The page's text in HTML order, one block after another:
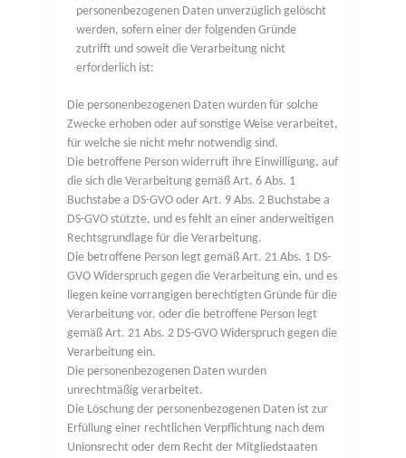
personenbezogenen Daten unverzüglich gelöscht
werden, sofern einer der folgenden Gründe
zutrifft und soweit die Verarbeitung nicht
erforderlich ist:
Die personenbezogenen Daten wurden für solche
Zwecke erhoben oder auf sonstige Weise verarbeitet,
für welche sie nicht mehr notwendig sind.
Die betroffene Person widerruft ihre Einwilligung, auf
die sich die Verarbeitung gemäß Art. 6 Abs. 1
Buchstabe a DS-GVO oder Art. 9 Abs. 2 Buchstabe a
DS-GVO stützte, und es fehlt an einer anderweitigen
Rechtsgrundlage für die Verarbeitung.
Die betroffene Person legt gemäß Art. 21 Abs. 1 DS-
GVO Widerspruch gegen die Verarbeitung ein, und es
liegen keine vorrangigen berechtigten Gründe für die
Verarbeitung vor, oder die betroffene Person legt
gemäß Art. 21 Abs. 2 DS-GVO Widerspruch gegen die
Verarbeitung ein.
Die personenbezogenen Daten wurden
unrechtmäßig verarbeitet.
Die Löschung der personenbezogenen Daten ist zur
Erfüllung einer rechtlichen Verpflichtung nach dem
Unionsrecht oder dem Recht der Mitgliedstaaten